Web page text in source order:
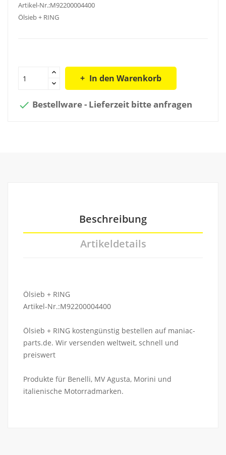
Artikel-Nr.:M92200004400
Ölsieb + RING
In den Warenkorb
 Bestellware - Lieferzeit bitte anfragen
Beschreibung
Artikeldetails
Ölsieb + RING
Artikel-Nr.:M92200004400
Ölsieb + RING kostengünstig bestellen auf maniac-
parts.de. Wir versenden weltweit, schnell und
preiswert
Produkte für Benelli, MV Agusta, Morini und
italienische Motorradmarken.